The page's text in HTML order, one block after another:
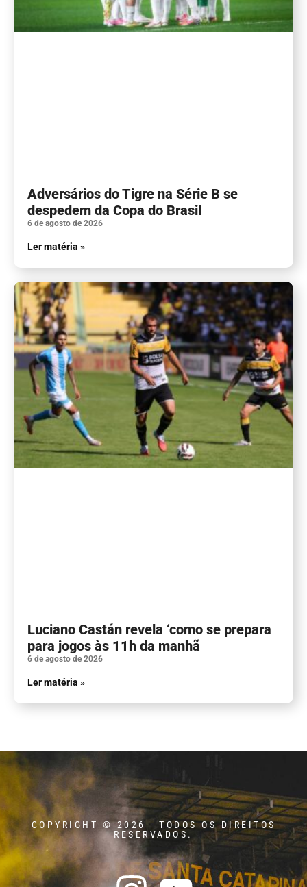
Adversários do Tigre na Série B se
despedem da Copa do Brasil
6 de agosto de 2026
Ler matéria »
Luciano Castán revela ‘como se prepara
para jogos às 11h da manhã
6 de agosto de 2026
Ler matéria »
COPYRIGHT © 2026 - TODOS OS DIREITOS
RESERVADOS.